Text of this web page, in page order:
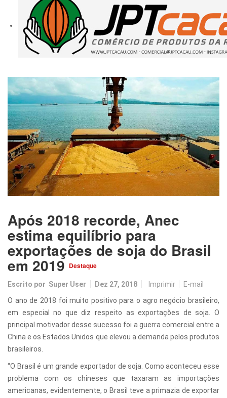
Após 2018 recorde, Anec
estima equilíbrio para
exportações de soja do Brasil
em 2019 Destaque
Escrito por Super User Dez 27, 2018 Imprimir E-mail
O ano de 2018 foi muito positivo para o agro negócio brasileiro,
em especial no que diz respeito as exportações de soja. O
principal motivador desse sucesso foi a guerra comercial entre a
China e os Estados Unidos que elevou a demanda pelos produtos
brasileiros.
“O Brasil é um grande exportador de soja. Como aconteceu esse
problema com os chineses que taxaram as importações
americanas, evidentemente, o Brasil teve a primazia de exportar